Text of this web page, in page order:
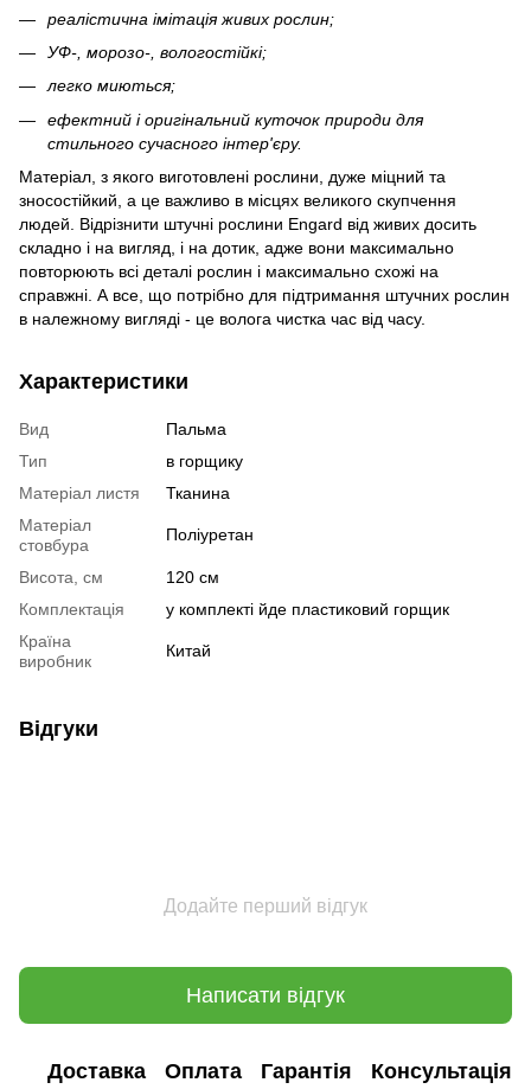
реалістична імітація живих рослин;
УФ-, морозо-, вологостійкі;
легко миються;
ефектний і оригінальний куточок природи для
стильного сучасного інтер'єру.
Матеріал, з якого виготовлені рослини, дуже міцний та
зносостійкий, а це важливо в місцях великого скупчення
людей. Відрізнити штучні рослини Engard від живих досить
складно і на вигляд, і на дотик, адже вони максимально
повторюють всі деталі рослин і максимально схожі на
справжні. А все, що потрібно для підтримання штучних рослин
в належному вигляді - це волога чистка час від часу.
Характеристики
Вид
Пальма
Тип
в горщику
Матеріал листя
Тканина
Матеріал
стовбура
Поліуретан
Висота, см
120 см
Комплектація
у комплекті йде пластиковий горщик
Країна
виробник
Китай
Відгуки
Додайте перший відгук
Написати відгук
Доставка Оплата Гарантія Консультація